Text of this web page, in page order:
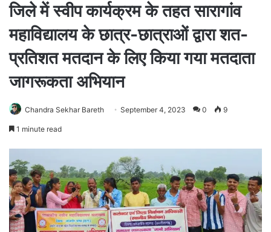
जिले में स्वीप कार्यक्रम के तहत सारागांव
महाविद्यालय के छात्र-छात्राओं द्वारा शत-
प्रतिशत मतदान के लिए किया गया मतदाता
जागरूकता अभियान
Chandra Sekhar Bareth September 4, 2023 0 9
1 minute read